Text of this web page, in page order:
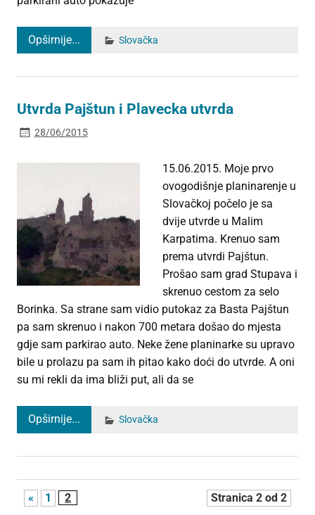
Opširnije... Slovačka
Utvrda Pajštun i Plavecka utvrda
28/06/2015
15.06.2015. Moje prvo
ovogodišnje planinarenje u
Slovačkoj počelo je sa
dvije utvrde u Malim
Karpatima. Krenuo sam
prema utvrdi Pajštun.
Prošao sam grad Stupava i
skrenuo cestom za selo
Borinka. Sa strane sam vidio putokaz za Basta Pajštun
pa sam skrenuo i nakon 700 metara došao do mjesta
gdje sam parkirao auto. Neke žene planinarke su upravo
bile u prolazu pa sam ih pitao kako doći do utvrde. A oni
su mi rekli da ima bliži put, ali da se
Opširnije... Slovačka
Stranica 2 od 2
« 1 2